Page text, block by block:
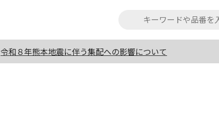
令和８年熊本地震に伴う集配への影響について